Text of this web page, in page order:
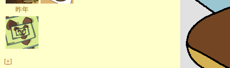
昨年
[+]